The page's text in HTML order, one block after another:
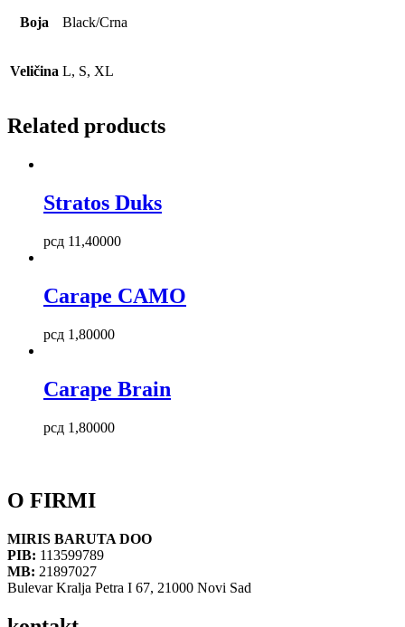
Boja Black/Crna
Veličina L, S, XL
Related products
Stratos Duks
рсд 11,40000
Carape CAMO
рсд 1,80000
Carape Brain
рсд 1,80000
O FIRMI
MIRIS BARUTA DOO
PIB: 113599789
MB: 21897027
Bulevar Kralja Petra I 67, 21000 Novi Sad